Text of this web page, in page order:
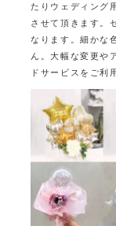
たり ウェディング
させて頂きます。
なります。細かな
ん。大幅な変更や
ドサービスをご利